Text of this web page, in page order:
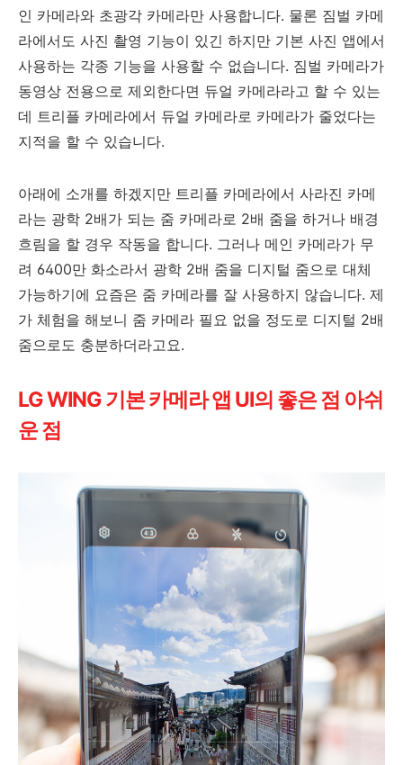
인 카메라와 초광각 카메라만 사용합니다. 물론 짐벌 카메
라에서도 사진 촬영 기능이 있긴 하지만 기본 사진 앱에서
사용하는 각종 기능을 사용할 수 없습니다. 짐벌 카메라가
동영상 전용으로 제외한다면 듀얼 카메라라고 할 수 있는
데 트리플 카메라에서 듀얼 카메라로 카메라가 줄었다는
지적을 할 수 있습니다.
아래에 소개를 하겠지만 트리플 카메라에서 사라진 카메
라는 광학 2배가 되는 줌 카메라로 2배 줌을 하거나 배경
흐림을 할 경우 작동을 합니다. 그러나 메인 카메라가 무
려 6400만 화소라서 광학 2배 줌을 디지털 줌으로 대체
가능하기에 요즘은 줌 카메라를 잘 사용하지 않습니다. 제
가 체험을 해보니 줌 카메라 필요 없을 정도로 디지털 2배
줌으로도 충분하더라고요.
LG WING 기본 카메라 앱 UI의 좋은 점 아쉬
운 점